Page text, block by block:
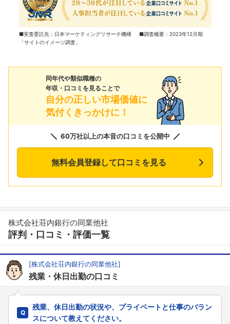
■実査委託先：日本マーケティングリサーチ機構 ■調査概要：2023年12月期
「サイトのイメージ調査」
同年代や類似職種の
年収・口コミを見ることで
自分の正しい市場価値に
気付くきっかけに！
60万社以上の本音の口コミを公開中
無料会員登録して口コミを見る
株式会社荘内銀行の同業他社
評判・口コミ・評価一覧
[株式会社荘内銀行の同業他社]
残業・休日出勤の口コミ
残業、休日出勤の状況や、プライベートと仕事のバラン
スについて教えてください。